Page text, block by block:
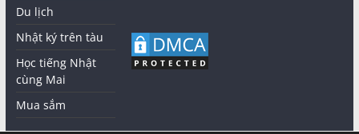
Du lịch
Nhật ký trên tàu
Học tiếng Nhật
cùng Mai
Mua sắm